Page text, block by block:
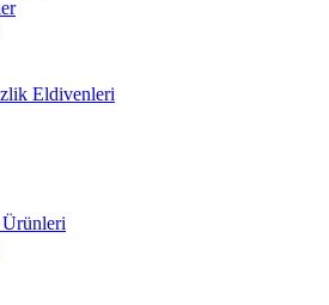
Eldivenleri